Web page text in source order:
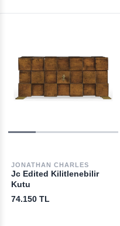
JONATHAN CHARLES
Jc Edited Kilitlenebilir
Kutu
74.150 TL